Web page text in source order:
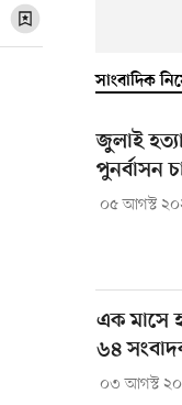
সাংবাদিক
জুলাই
পুনর্বাসন
০৫ আগস্ট
এক মাসে
৬৪
০৩ আগস্ট